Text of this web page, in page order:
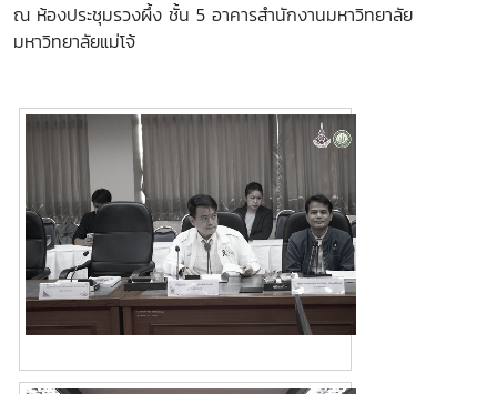
ณ ห้องประชุมรวงผึ้ง ชั้น 5 อาคารสำนักงานมหาวิทยาลัย
มหาวิทยาลัยแม่โจ้